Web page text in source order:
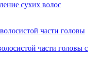
сухих волос
части головы
части головы с